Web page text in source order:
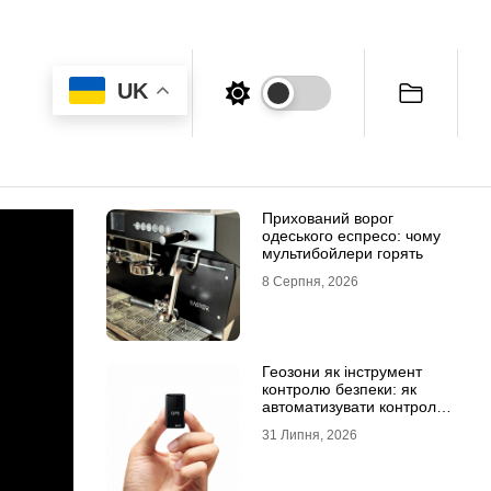
UK
Прихований ворог
одеського еспресо: чому
мультибойлери горять
8 Серпня, 2026
Геозони як інструмент
контролю безпеки: як
автоматизувати контроль
31 Липня, 2026